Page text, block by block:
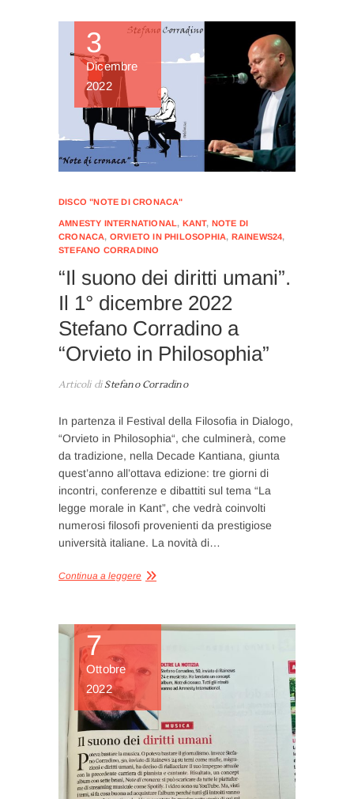
3
Dicembre
2022
DISCO "NOTE DI CRONACA"
AMNESTY INTERNATIONAL, KANT, NOTE DI
CRONACA, ORVIETO IN PHILOSOPHIA, RAINEWS24,
STEFANO CORRADINO
“Il suono dei diritti umani”.
Il 1° dicembre 2022
Stefano Corradino a
“Orvieto in Philosophia”
Articoli diStefano Corradino
In partenza il Festival della Filosofia in Dialogo,
“Orvieto in Philosophia“, che culminerà, come
da tradizione, nella Decade Kantiana, giunta
quest’anno all’ottava edizione: tre giorni di
incontri, conferenze e dibattiti sul tema “La
legge morale in Kant”, che vedrà coinvolti
numerosi filosofi provenienti da prestigiose
università italiane. La novità di…
Continua a leggere
7
Ottobre
2022